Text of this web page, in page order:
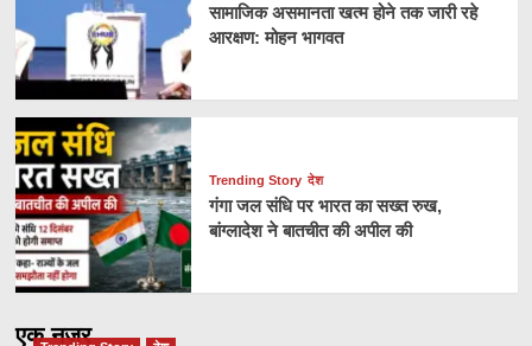
सामाजिक असमानता खत्म होने तक जारी रहे
आरक्षण: मोहन भागवत
Trending Story देश
गंगा जल संधि पर भारत का सख्त रुख,
बांग्लादेश ने बातचीत की अपील की
एक नज़र